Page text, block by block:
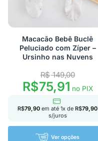
Macacão Bebê Buclê
Peluciado com Zíper –
Ursinho nas Nuvens
R$149,00
R$75,91 no PIX
R$79,90 em até 1x de R$79,90
s/juros
Ver opções